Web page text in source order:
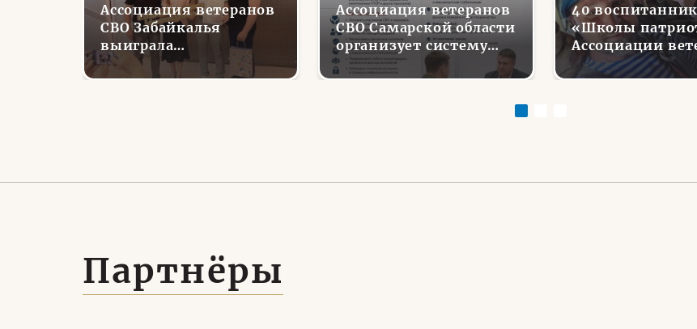
Ассоциация ветеранов
СВО Забайкалья
выиграла
губернаторский грант
на проект «Урок
Ассоциация ветеранов
СВО Самарской области
организует систему
персонального
кураторства для
40
«Школы
Ассоциации
СВО в Липецкой
области
Партнёры